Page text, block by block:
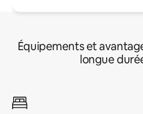
Équipements et
longue